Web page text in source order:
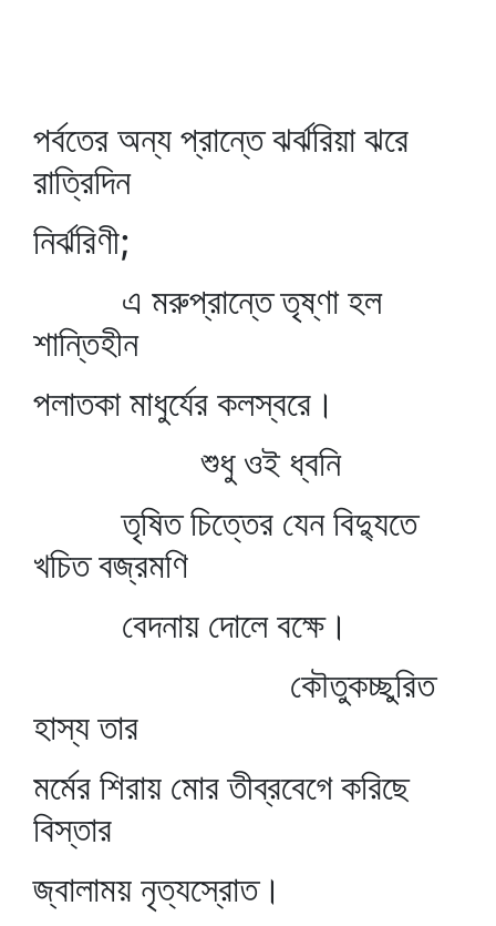
পর্বতের অন্য প্রান্তে ঝর্ঝরিয়া ঝরে
রাত্রিদিন
নির্ঝরিণী;
এ মরুপ্রান্তে তৃষ্ণা হল
শান্তিহীন
পলাতকা মাধুর্যের কলস্বরে।
শুধু ওই ধ্বনি
তৃষিত চিত্তের যেন বিদ্যুতে
খচিত বজ্রমণি
বেদনায় দোলে বক্ষে।
কৌতুকচ্ছুরিত
হাস্য তার
মর্মের শিরায় মোর তীব্রবেগে করিছে
বিস্তার
জ্বালাময় নৃত্যস্রোত।